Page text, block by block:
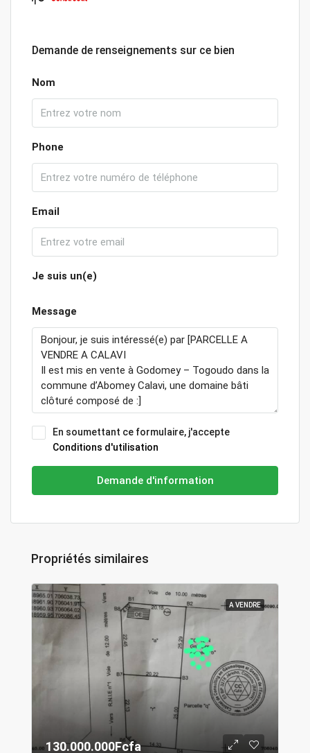
Demande de renseignements sur ce bien
Nom
Phone
Email
Je suis un(e)
Message
En soumettant ce formulaire, j'accepte
Conditions d'utilisation
Demande d'information
Propriétés similaires
A VENDRE
130.000.000Fcfa